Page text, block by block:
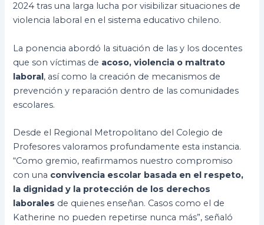
2024 tras una larga lucha por visibilizar situaciones de
violencia laboral en el sistema educativo chileno.
La ponencia abordó la situación de las y los docentes
que son víctimas de acoso, violencia o maltrato
laboral, así como la creación de mecanismos de
prevención y reparación dentro de las comunidades
escolares.
Desde el Regional Metropolitano del Colegio de
Profesores valoramos profundamente esta instancia.
“Como gremio, reafirmamos nuestro compromiso
con una convivencia escolar basada en el respeto,
la dignidad y la protección de los derechos
laborales de quienes enseñan. Casos como el de
Katherine no pueden repetirse nunca más”, señaló